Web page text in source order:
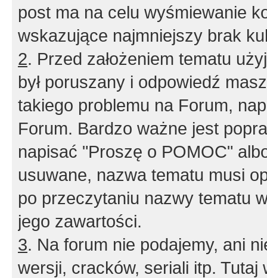
post ma na celu wyśmiewanie
wskazujące najmniejszy brak
2. Przed założeniem tematu
był poruszany i odpowiedź
takiego problemu na Forum,
Forum. Bardzo ważne jest
napisać "Proszę o POMOC"
usuwane, nazwa tematu musi
po przeczytaniu nazwy tematu
jego zawartości.
3. Na forum nie podajemy, ani
wersji, cracków, seriali itp. Tutaj